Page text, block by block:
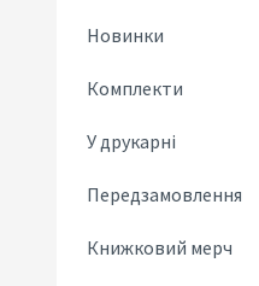
Новинки
Комплекти
У друкарні
Передзамовлення
Книжковий мерч